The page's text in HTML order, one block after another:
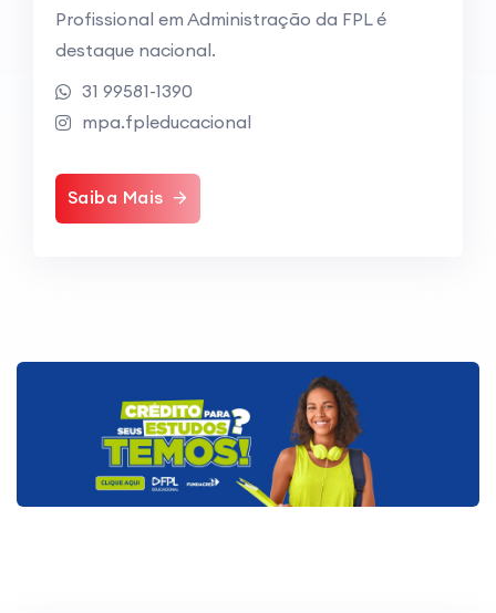
Profissional em Administração da FPL é
destaque nacional.
31 99581-1390
mpa.fpleducacional
Saiba Mais